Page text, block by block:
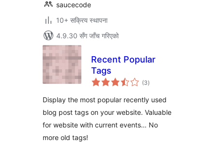
saucecode
10+ सक्रिय स्थापना
4.9.30 सँग जाँच गरिएको
Recent Popular
Tags
(3कुल
रेटिङ्गहरू
)
Display the most popular recently used
blog post tags on your website. Valuable
for website with current events… No
more old tags!